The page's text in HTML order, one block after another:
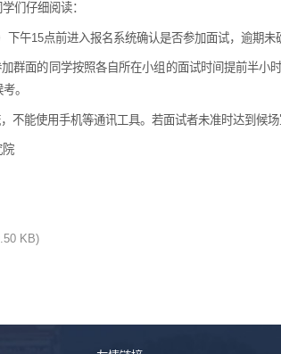
们仔细阅读：
下午15点前进入报名系统确认是否参加面试，逾期未
群面的同学按照各自所在小组的面试时间提前半小
。
不能使用手机等通讯工具。若面试者未准时达到候场
院
KB)